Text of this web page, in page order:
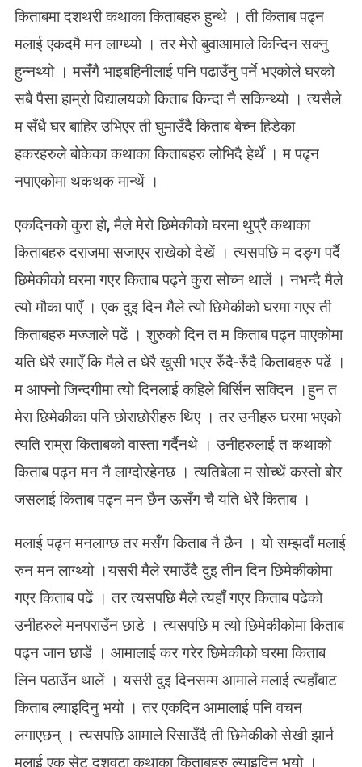
किताबमा दशथरी कथाका किताबहरु हुन्थे । ती किताब पढ्न
मलाई एकदमै मन लाग्थ्यो । तर मेरो बुवाआमाले किन्दिन सक्नु
हुन्नथ्यो । मसँगै भाइबहिनीलाई पनि पढाउँनु पर्ने भएकोले घरको
सबै पैसा हाम्रो विद्यालयको किताब किन्दा नै सकिन्थ्यो । त्यसैले
म सँधै घर बाहिर उभिएर ती घुमाउँदै किताब बेच्न हिडेका
हकरहरुले बोकेका कथाका किताबहरु लोभिदै हेर्थें । म पढ्न
नपाएकोमा थकथक मान्थें ।
एकदिनको कुरा हो, मैले मेरो छिमेकीको घरमा थुप्रै कथाका
किताबहरु दराजमा सजाएर राखेको देखें । त्यसपछि म दङ्ग पर्दै
छिमेकीको घरमा गएर किताब पढ्ने कुरा सोच्न थालें । नभन्दै मैले
त्यो मौका पाएँ । एक दुइ दिन मैले त्यो छिमेकीको घरमा गएर ती
किताबहरु मज्जाले पढें । शुरुको दिन त म किताब पढ्न पाएकोमा
यति धेरै रमाएँ कि मैले त धेरै खुसी भएर रुँदै-रुँदै किताबहरु पढें ।
म आफ्नो जिन्दगीमा त्यो दिनलाई कहिले बिर्सिन सक्दिन ।हुन त
मेरा छिमेकीका पनि छोराछोरीहरु थिए । तर उनीहरु घरमा भएको
त्यति राम्रा किताबको वास्ता गर्दैनथे । उनीहरुलाई त कथाको
किताब पढ्न मन नै लाग्दोरहेनछ । त्यतिबेला म सोच्थें कस्तो बोर
जसलाई किताब पढ्न मन छैन ऊसँग चै यति धेरै किताब ।
मलाई पढ्न मनलाग्छ तर मसँग किताब नै छैन । यो सम्झदाँ मलाई
रुन मन लाग्थ्यो ।यसरी मैले रमाउँदै दुइ तीन दिन छिमेकीकोमा
गएर किताब पढें । तर त्यसपछि मैले त्यहाँ गएर किताब पढेको
उनीहरुले मनपराउँन छाडे । त्यसपछि म त्यो छिमेकीकोमा किताब
पढ्न जान छाडें । आमालाई कर गरेर छिमेकीको घरमा किताब
लिन पठाउँन थालें । यसरी दुइ दिनसम्म आमाले मलाई त्यहाँबाट
किताब ल्याइदिनु भयो । तर एकदिन आमालाई पनि वचन
लगाएछन् । त्यसपछि आमाले रिसाउँदै ती छिमेकीको सेखी झार्न
मलाई एक सेट दशवटा कथाका किताबहरु ल्याइदिनु भयो ।